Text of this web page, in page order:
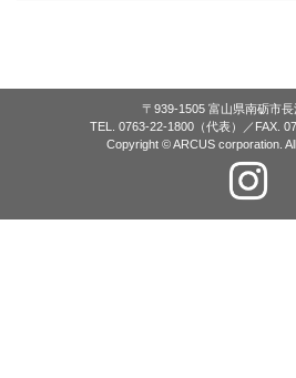
〒939-1505 富山県南砺市
TEL. 0763-22-1800（代表）／FAX.
Copyright © ARCUS corporation.